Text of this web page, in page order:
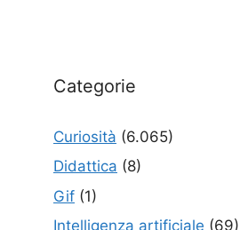
Categorie
Curiosità (6.065)
Didattica (8)
Gif (1)
Intelligenza artificiale (69)